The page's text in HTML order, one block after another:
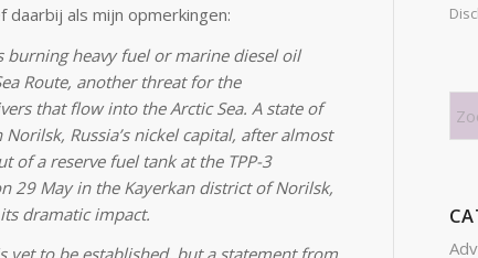
daarbij als mijn opmerkingen:
burning heavy fuel or marine diesel oil
Route, another threat for the
that flow into the Arctic Sea. A state of
Russia’s nickel capital, after almost
of a reserve fuel tank at the TPP-3
29 May in the Kayerkan district of Norilsk,
dramatic impact.